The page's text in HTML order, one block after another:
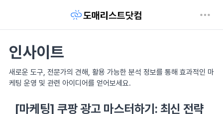
인사이트
새로운 도구, 전문가의 견해, 활용 가능한 분석 정보를 통해 효과적인 마
케팅 운영 및 관련 아이디어를 얻어보세요.
[마케팅] 쿠팡 광고 마스터하기: 최신 전략